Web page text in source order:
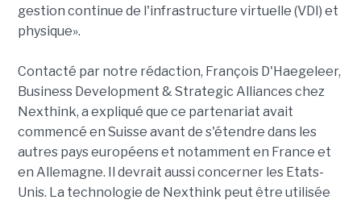
gestion continue de l'infrastructure virtuelle (VDI) et
physique».
Contacté par notre rédaction, François D'Haegeleer,
Business Development & Strategic Alliances chez
Nexthink, a expliqué que ce partenariat avait
commencé en Suisse avant de s'étendre dans les
autres pays européens et notamment en France et
en Allemagne. Il devrait aussi concerner les Etats-
Unis. La technologie de Nexthink peut être utilisée